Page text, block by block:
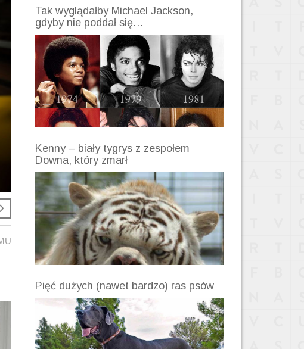
Tak wyglądałby Michael Jackson,
gdyby nie poddał się…
Kenny – biały tygrys z zespołem
Downa, który zmarł
Pięć dużych (nawet bardzo) ras psów